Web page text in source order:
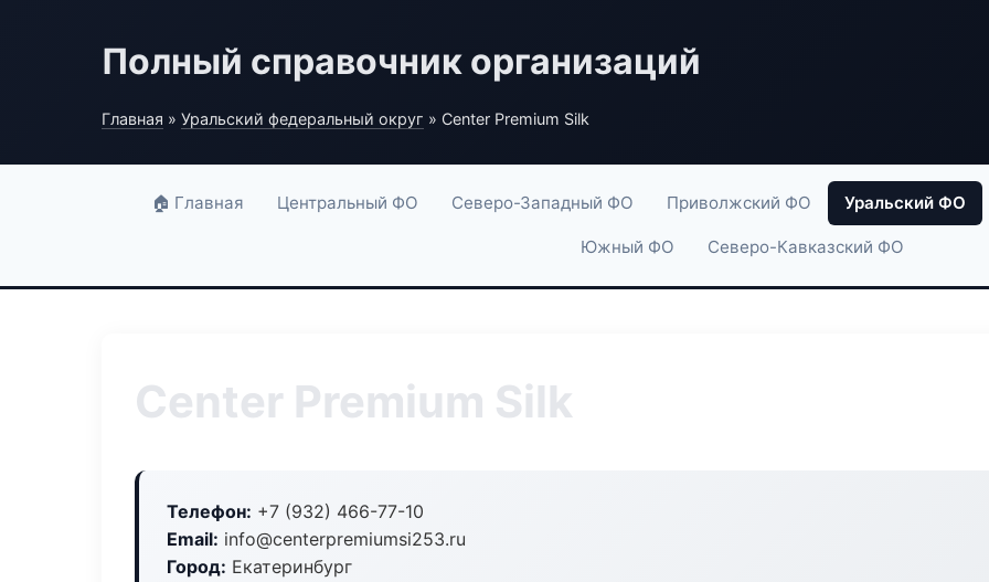
Полный справочник организаций
Главная » Уральский федеральный округ » Center Premium Silk
🏠 Главная Центральный ФО Северо-Западный ФО Приволжский ФО Уральский ФО
Южный ФО Северо-Кавказский ФО
Center Premium Silk
Телефон: +7 (932) 466-77-10
Email: info@centerpremiumsi253.ru
Город: Екатеринбург